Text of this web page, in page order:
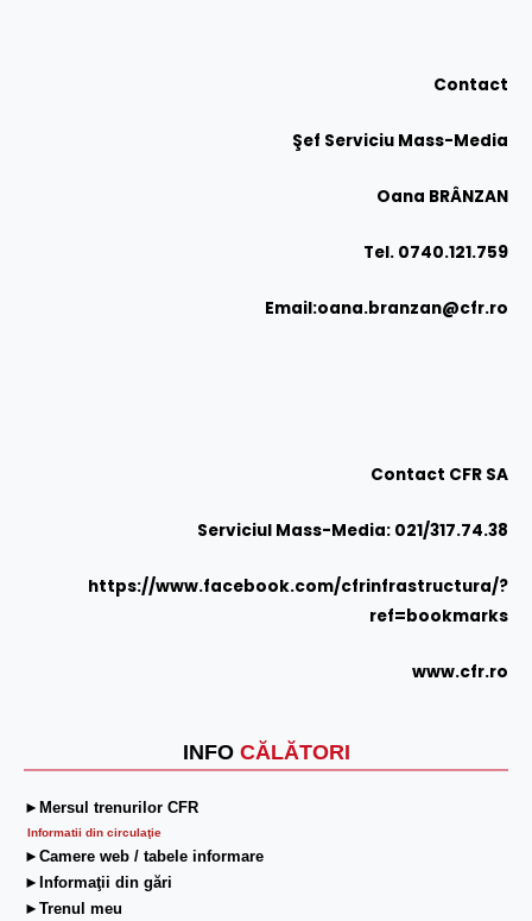
INFO CĂLĂTORI
►Mersul trenurilor CFR
Informatii din circulaţie
►Camere web / tabele informare
►Informaţii din gări
►Trenul meu
Contact
Şef Serviciu Mass-Media
Oana BRÂNZAN
Tel. 0740.121.759
Email:oana.branzan@cfr.ro
Contact CFR SA
Serviciul Mass-Media: 021/317.74.38
https://www.facebook.com/cfrinfrastructura/?
ref=bookmarks
www.cfr.ro